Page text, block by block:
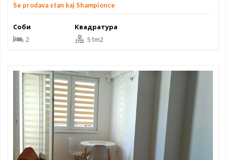
Se prodava stan kaj Shampionce
Соби
2
Квадратура
51m2